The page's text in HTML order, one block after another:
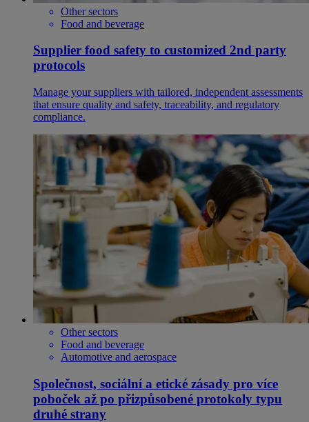
Other sectors
Food and beverage
Supplier food safety to customized 2nd party
protocols
Manage your suppliers with tailored, independent assessments
that ensure quality and safety, traceability, and regulatory
compliance.
Other sectors
Food and beverage
Automotive and aerospace
Společnost, sociální a etické zásady pro více
poboček až po přizpůsobené protokoly typu
druhé strany